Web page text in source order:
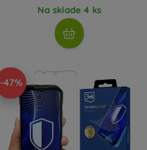
Na sklade 4 ks
-47%